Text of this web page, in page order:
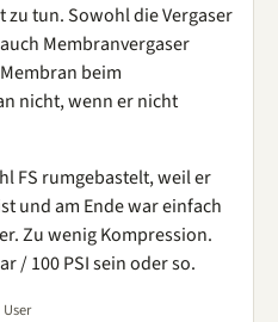
tun. Sowohl die Vergaser
Membranvergaser
beim
nicht, wenn er nicht
FS rumgebastelt, weil er
und am Ende war einfach
Zu wenig Kompression.
/ 100 PSI sein oder so.